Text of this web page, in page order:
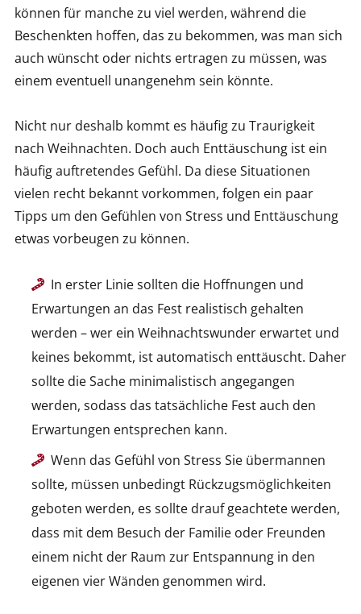
können für manche zu viel werden, während die
Beschenkten hoffen, das zu bekommen, was man sich
auch wünscht oder nichts ertragen zu müssen, was
einem eventuell unangenehm sein könnte.
Nicht nur deshalb kommt es häufig zu Traurigkeit
nach Weihnachten. Doch auch Enttäuschung ist ein
häufig auftretendes Gefühl. Da diese Situationen
vielen recht bekannt vorkommen, folgen ein paar
Tipps um den Gefühlen von Stress und Enttäuschung
etwas vorbeugen zu können.
In erster Linie sollten die Hoffnungen und
Erwartungen an das Fest realistisch gehalten
werden – wer ein Weihnachtswunder erwartet und
keines bekommt, ist automatisch enttäuscht. Daher
sollte die Sache minimalistisch angegangen
werden, sodass das tatsächliche Fest auch den
Erwartungen entsprechen kann.
Wenn das Gefühl von Stress Sie übermannen
sollte, müssen unbedingt Rückzugsmöglichkeiten
geboten werden, es sollte drauf geachtete werden,
dass mit dem Besuch der Familie oder Freunden
einem nicht der Raum zur Entspannung in den
eigenen vier Wänden genommen wird.